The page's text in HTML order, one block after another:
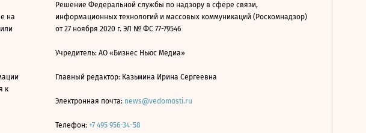
на
к
Решение Федеральной службы по надзору в сфере связи,
информационных технологий и массовых коммуникаций (Роскомнадзор)
от 27 ноября 2020 г. ЭЛ № ФС 77-79546
Учредитель: АО «Бизнес Ньюс Медиа»
Главный редактор: Казьмина Ирина Сергеевна
Электронная почта: news@vedomosti.ru
Телефон: +7 495 956-34-58